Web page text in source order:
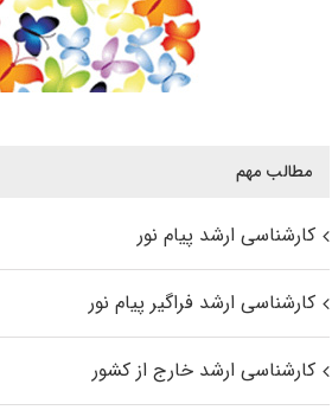
مطالب مهم
کارشناسی ارشد پیام نور
کارشناسی ارشد فراگیر پیام نور
کارشناسی ارشد خارج از کشور